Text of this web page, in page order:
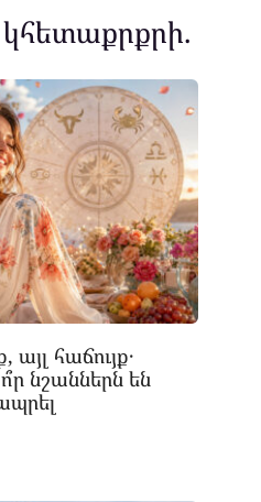
հաճույք․
նշաններն են